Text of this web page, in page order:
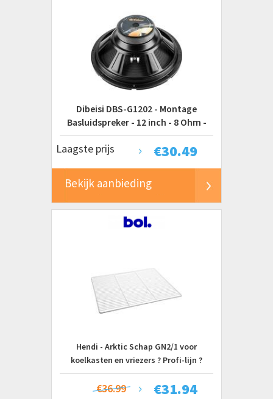
Dibeisi DBS-G1202 - Montage
Basluidspreker - 12 inch - 8 Ohm -
140W
€30.49
Laagste prijs
Bekijk aanbieding
Hendi - Arktic Schap GN2/1 voor
koelkasten en vriezers ? Profi-lijn ?
robuust ontwerp
€31.94
€36.99